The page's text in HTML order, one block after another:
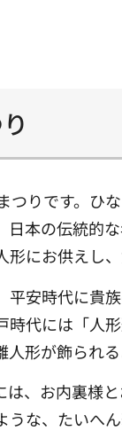
つりです。ひ
日本の伝統的
形にお供えし
平安時代に貴
時代には「人
形が飾られ
は、お内裏様
うな、たいへ